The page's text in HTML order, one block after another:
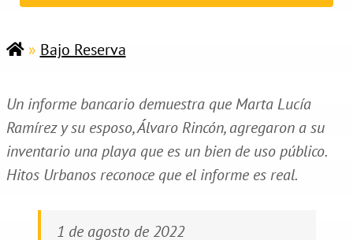
» Bajo Reserva
Un informe bancario demuestra que Marta Lucía
Ramírez y su esposo, Álvaro Rincón, agregaron a su
inventario una playa que es un bien de uso público.
Hitos Urbanos reconoce que el informe es real.
1 de agosto de 2022